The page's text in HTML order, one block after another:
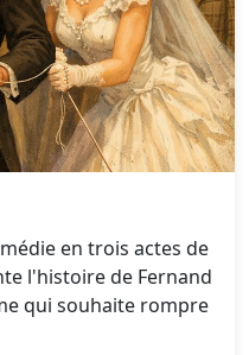
en trois actes de
l'histoire de Fernand
qui souhaite rompre